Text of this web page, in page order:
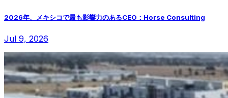
2026年、メキシコで最も影響力のあるCEO：Horse Consulting
Jul 9, 2026